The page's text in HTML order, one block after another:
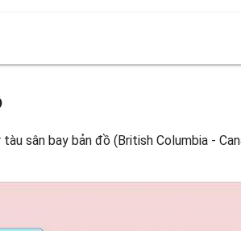
sân bay bản đồ (British Columbia -